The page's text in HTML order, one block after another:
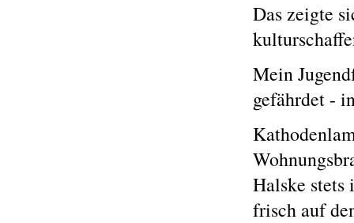
Das zeigte
Mein
gefährdet -
Halske stets
frisch auf